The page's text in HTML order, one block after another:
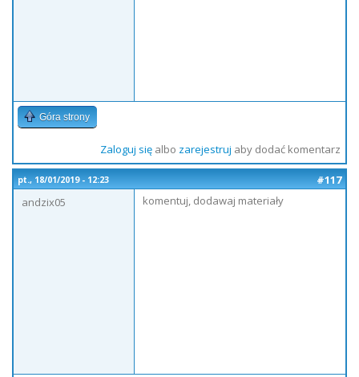
Góra strony
Zaloguj sięalbo zarejestruj aby dodać komentarz
pt., 18/01/2019 - 12:23
#117
andzix05
komentuj, dodawaj materiały